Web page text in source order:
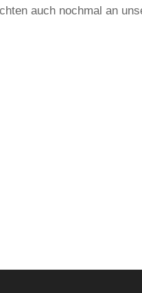
auch nochmal an